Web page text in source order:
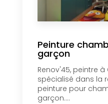
Peinture
garçon
Renov'45, peintre à
spécialisé dans la
peinture pour
garçon....